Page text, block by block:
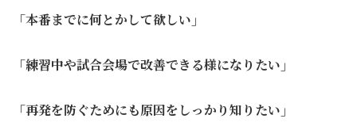
「本番までに何とかして欲しい」
「練習中や試合会場で改善できる様になりたい」
「再発を防ぐためにも原因をしっかり知りたい」